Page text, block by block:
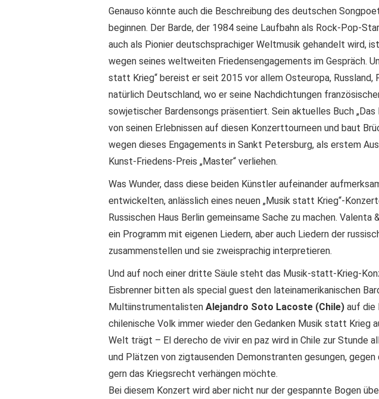
Genauso könnte auch die Beschreibung des deutschen
beginnen. Der Barde, der 1984 seine Laufbahn als Rock-Pop-
auch als Pionier deutschsprachiger Weltmusik gehandelt wird,
wegen seines weltweiten Friedensengagements im Gespräch.
statt Krieg“ bereist er seit 2015 vor allem Osteuropa, Russland,
natürlich Deutschland, wo er seine Nachdichtungen
sowjetischer Bardensongs präsentiert. Sein aktuelles Buch „Das
von seinen Erlebnissen auf diesen Konzerttourneen und baut
wegen dieses Engagements in Sankt Petersburg, als erstem
Kunst-Friedens-Preis „Master“ verliehen.
Was Wunder, dass diese beiden Künstler aufeinander
entwickelten, anlässlich eines neuen „Musik statt Krieg“-
Russischen Haus Berlin gemeinsame Sache zu machen. Valenta
ein Programm mit eigenen Liedern, aber auch Liedern der
zusammenstellen und sie zweisprachig interpretieren.
Und auf noch einer dritte Säule steht das Musik-statt-Krieg-
Eisbrenner bitten als special guest den lateinamerikanischen
Multiinstrumentalisten Alejandro Soto Lacoste (Chile) auf die
chilenische Volk immer wieder den Gedanken Musik statt Krieg
Welt trägt – El derecho de vivir en paz wird in Chile zur Stunde
und Plätzen von zigtausenden Demonstranten gesungen, gegen
gern das Kriegsrecht verhängen möchte.
Bei diesem Konzert wird aber nicht nur der gespannte Bogen